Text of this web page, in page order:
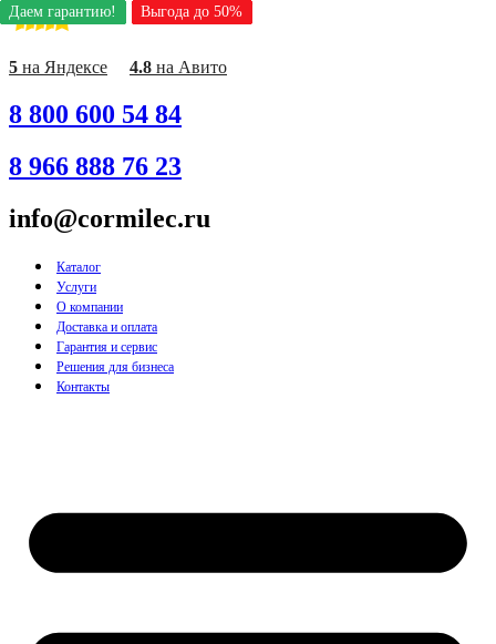
Перейти
к
содержимому
5 на Яндексе 4.8 на Авито
8 800 600 54 84
8 966 888 76 23
info@cormilec.ru
Каталог
Услуги
О компании
Доставка и оплата
Гарантия и сервис
Решения для бизнеса
Контакты
Даем гарантию! Выгода до 50%
Даем гарантию! Выгода до 50%
Даем гарантию! Выгода до 50%
Даем гарантию! Выгода до 50%
Даем гарантию! Выгода до 50%
Даем гарантию! Выгода до 50%
Даем гарантию! Выгода до 50%
Даем гарантию! Выгода до 50%
Даем гарантию! Выгода до 50%